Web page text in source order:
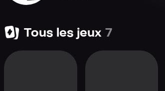
Tous les jeux 7